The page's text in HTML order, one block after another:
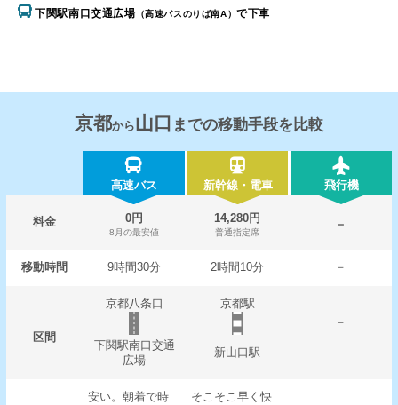
下関駅南口交通広場 （高速バスのりば南A）で下車
京都から山口 までの移動手段を比較
高速バス 新幹線・電車 飛行機
料金 0円
8月の最安値
14,280円
普通指定席
－
移動時間 9時間30分 2時間10分 －
区間
京都八条口
京都駅
－
下関駅南口交通
広場
新山口駅
安い。朝着で時
そこそこ早く快